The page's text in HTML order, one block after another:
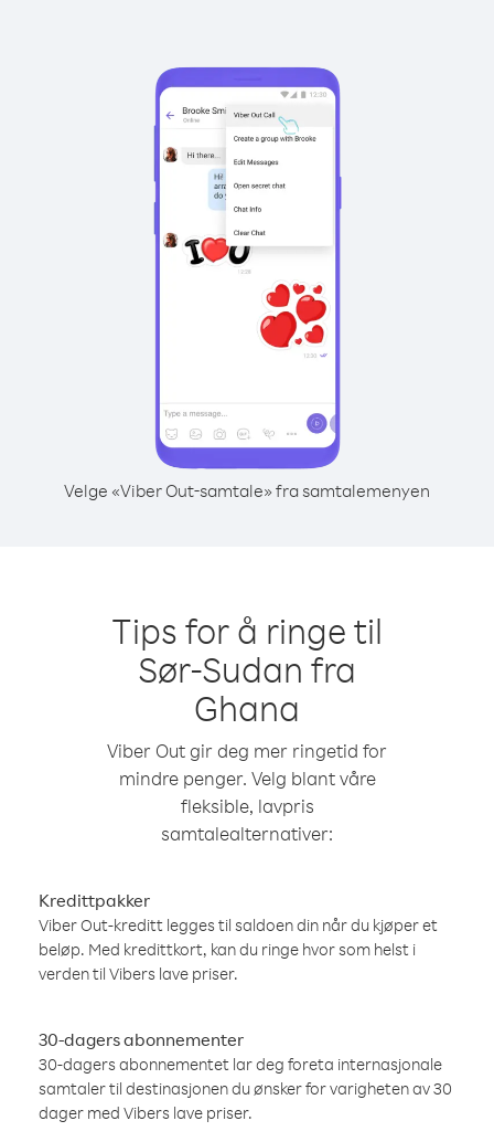
Velge «Viber Out-samtale» fra samtalemenyen
Tips for å ringe til
Sør-Sudan fra
Ghana
Viber Out gir deg mer ringetid for
mindre penger. Velg blant våre
fleksible, lavpris
samtalealternativer:
Kredittpakker
Viber Out-kreditt legges til saldoen din når du kjøper et
beløp. Med kredittkort, kan du ringe hvor som helst i
verden til Vibers lave priser.
30-dagers abonnementer
30-dagers abonnementet lar deg foreta internasjonale
samtaler til destinasjonen du ønsker for varigheten av 30
dager med Vibers lave priser.